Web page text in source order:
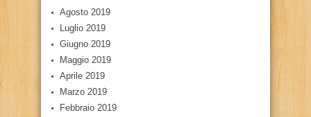
Agosto 2019
Luglio 2019
Giugno 2019
Maggio 2019
Aprile 2019
Marzo 2019
Febbraio 2019